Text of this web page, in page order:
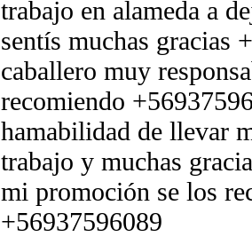
trabajo en alameda a
sentís muchas gracias
caballero muy
recomiendo
hamabilidad de llevar
trabajo y muchas
mi promoción se los
+56937596089